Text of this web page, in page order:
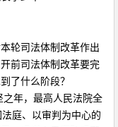
轮司法体制改革作出
前司法体制改革要完
了什么阶段？
年，最高人民法院全
庭、以审判为中心的